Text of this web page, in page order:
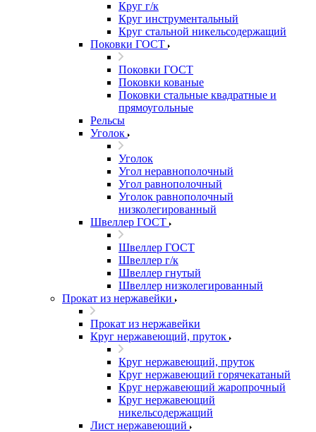
Круг г/к
Круг инструментальный
Круг стальной никельсодержащий
Поковки ГОСТ
Поковки ГОСТ
Поковки кованые
Поковки стальные квадратные и
прямоугольные
Рельсы
Уголок
Уголок
Угол неравнополочный
Угол равнополочный
Уголок равнополочный
низколегированный
Швеллер ГОСТ
Швеллер ГОСТ
Швеллер г/к
Швеллер гнутый
Швеллер низколегированный
Прокат из нержавейки
Прокат из нержавейки
Круг нержавеющий, пруток
Круг нержавеющий, пруток
Круг нержавеющий горячекатаный
Круг нержавеющий жаропрочный
Круг нержавеющий
никельсодержащий
Лист нержавеющий